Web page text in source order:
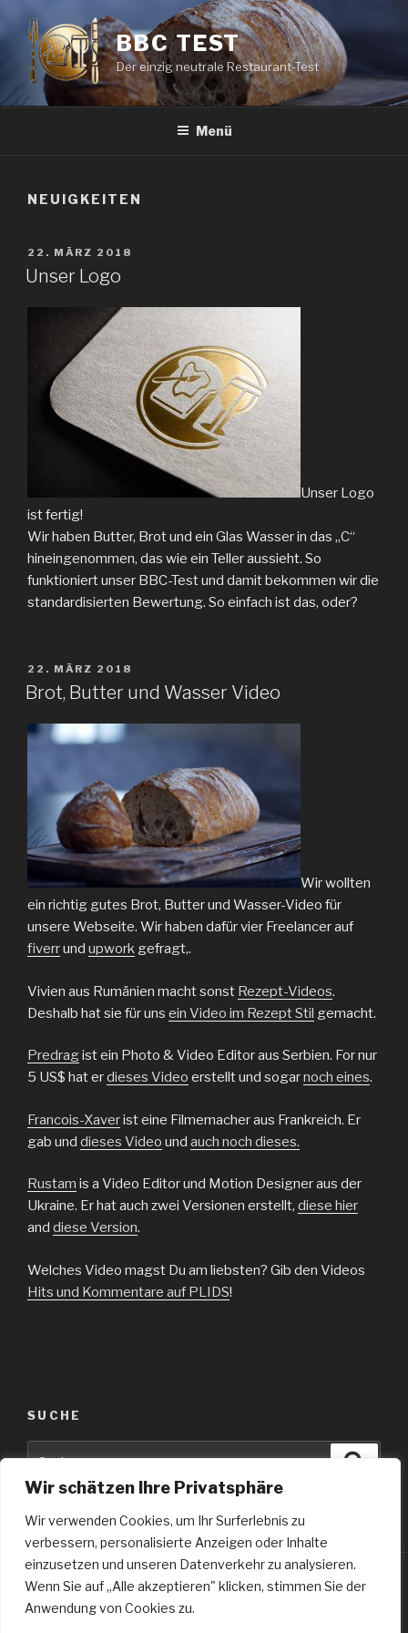
Wir schätzen Ihre Privatsphäre
Wir verwenden Cookies, um Ihr Surferlebnis zu
verbessern, personalisierte Anzeigen oder Inhalte
einzusetzen und unseren Datenverkehr zu analysieren.
Wenn Sie auf „Alle akzeptieren" klicken, stimmen Sie der
Anwendung von Cookies zu.
Inhalt
springen
BBC TEST
Der einzig neutrale Restaurant-Test
Menü
NEUIGKEITEN
VERÖFFENTLICHT
AM
22. MÄRZ 2018
Unser Logo
Unser Logo
ist fertig!
Wir haben Butter, Brot und ein Glas Wasser in das „C“
hineingenommen, das wie ein Teller aussieht. So
funktioniert unser BBC-Test und damit bekommen wir die
standardisierten Bewertung. So einfach ist das, oder?
VERÖFFENTLICHT
AM
22. MÄRZ 2018
Brot, Butter und Wasser Video
Wir wollten
ein richtig gutes Brot, Butter und Wasser-Video für
unsere Webseite. Wir haben dafür vier Freelancer auf
fiverrund upwork gefragt,.
Vivien aus Rumänien macht sonst Rezept-Videos.
Deshalb hat sie für uns ein Video im Rezept Stil gemacht.
Predragist ein Photo & Video Editor aus Serbien. For nur
5 US$ hat erdieses Video erstellt und sogarnoch eines.
Francois-Xaverist eine Filmemacher aus Frankreich. Er
gab und dieses Video und auch noch dieses.
Rustam is a Video Editor und Motion Designer aus der
Ukraine. Er hat auch zwei Versionen erstellt, diese hier
and diese Version.
Welches Video magst Du am liebsten? Gib den Videos
Hits und Kommentare auf PLIDS!
SUCHE
FacebookTwitterInstagram